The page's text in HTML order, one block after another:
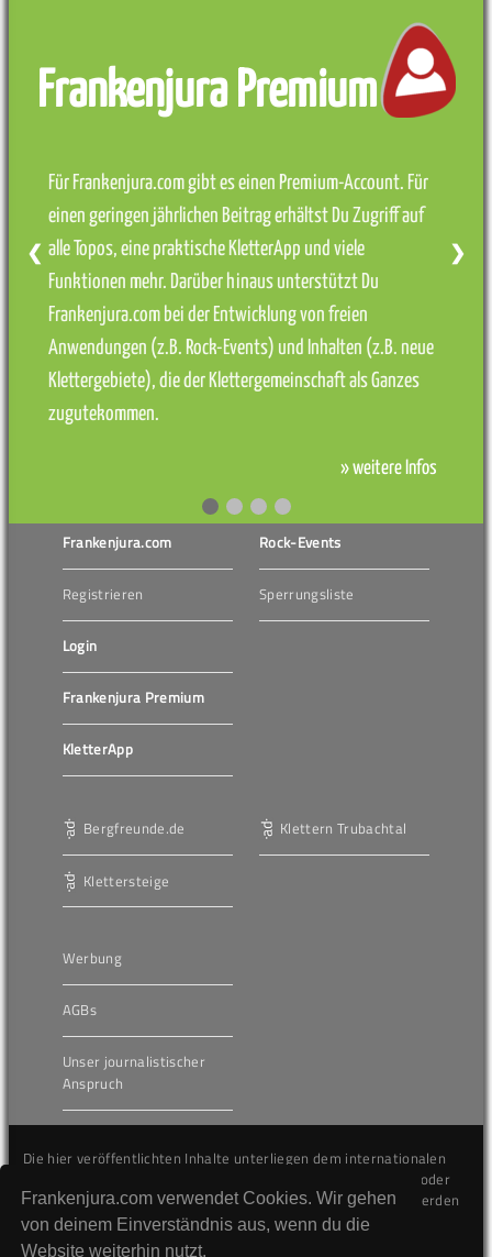
Frankenjura.com verwendet Cookies. Wir gehen
von deinem Einverständnis aus, wenn du die
Website weiterhin nutzt.
Frankenjura Premium
Für Frankenjura.com gibt es einen Premium-Account. Für
einen geringen jährlichen Beitrag erhältst Du Zugriff auf
alle Topos, eine praktische KletterApp und viele
Funktionen mehr. Darüber hinaus unterstützt Du
Frankenjura.com bei der Entwicklung von freien
Anwendungen (z.B. Rock-Events) und Inhalten (z.B. neue
Klettergebiete), die der Klettergemeinschaft als Ganzes
zugutekommen.
» weitere Infos
❮ ❯
Frankenjura.com
Registrieren
Login
Frankenjura Premium
KletterApp
Rock-Events
Sperrungsliste
Bergfreunde.de
Klettersteige
Klettern Trubachtal
Werbung
AGBs
Unser journalistischer
Anspruch
Die hier veröffentlichten Inhalte unterliegen dem internationalen
Urheberrecht (Copyright) und dürfen nicht kopiert, verändert oder
unverändert wiederveröffentlicht werden. Gegen Verstöße werden
wir auf juristischem Wege vorgehen.